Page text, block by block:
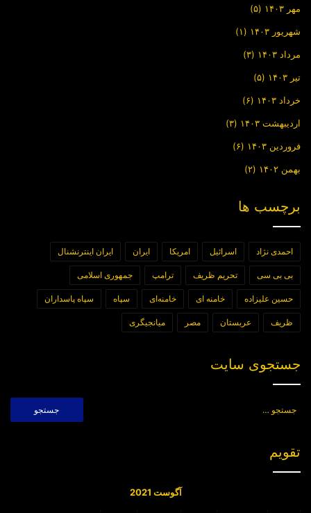
مهر ۱۴۰۳ (۵)
شهریور ۱۴۰۳ (۱)
مرداد ۱۴۰۳ (۳)
تیر ۱۴۰۳ (۵)
خرداد ۱۴۰۳ (۶)
اردیبهشت ۱۴۰۳ (۳)
فروردین ۱۴۰۳ (۶)
بهمن ۱۴۰۲ (۲)
برچسب ها
احمدی نژاد اسرائیل امریکا ایران ایران اینترنشنال
بی بی سی تحریم ظریف ترامپ جمهوری اسلامی
حسین علیزاده خامنه ای خامنه‌ای سپاه سپاه پاسداران
ظریف عربستان مصر میانجیگری
جستجوی سایت
تقویم
آگوست 2021